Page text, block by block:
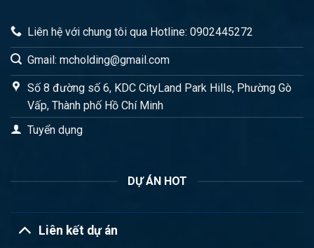
Liên hệ với chung tôi qua Hotline: 0902445272
Gmail: mcholding@gmail.com
Số 8 đường số 6, KDC CityLand Park Hills, Phường Gò
Vấp, Thành phố Hồ Chí Minh
Tuyển dụng
DỰ ÁN HOT
Liên kết dự án